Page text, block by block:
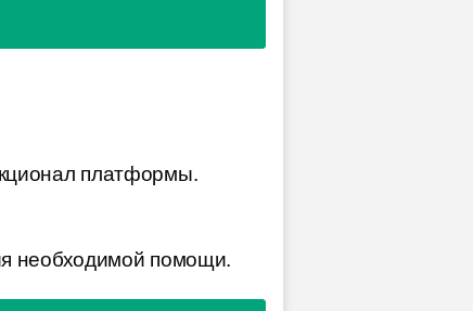
платформы.
необходимой помощи.